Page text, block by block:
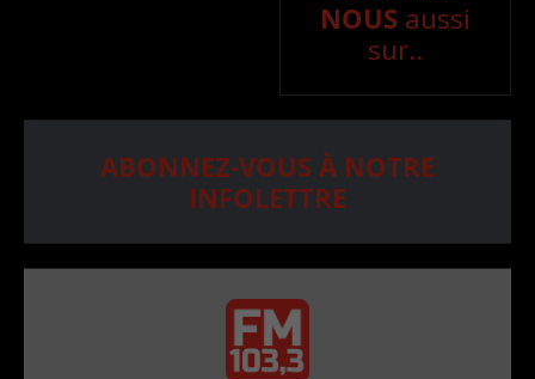
NOUS aussi
sur..
ABONNEZ-VOUS À NOTRE
INFOLETTRE